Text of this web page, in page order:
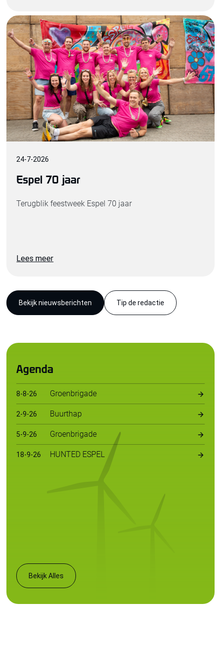
24-7-2026
Espel 70 jaar
Terugblik feestweek Espel 70 jaar
Lees meer
Bekijk nieuwsberichten Tip de redactie
Agenda
8-8-26 Groenbrigade
2-9-26 Buurthap
5-9-26 Groenbrigade
18-9-26 HUNTED ESPEL
Bekijk Alles